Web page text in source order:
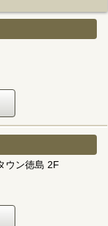
ウン徳島 2F